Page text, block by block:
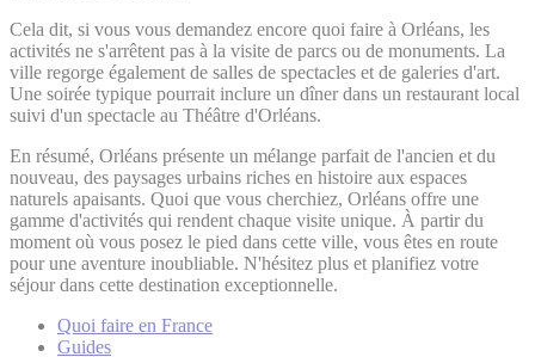
Cela dit, si vous vous demandez encore quoi faire à Orléans, les
activités ne s'arrêtent pas à la visite de parcs ou de monuments. La
ville regorge également de salles de spectacles et de galeries d'art.
Une soirée typique pourrait inclure un dîner dans un restaurant local
suivi d'un spectacle au Théâtre d'Orléans.
En résumé, Orléans présente un mélange parfait de l'ancien et du
nouveau, des paysages urbains riches en histoire aux espaces
naturels apaisants. Quoi que vous cherchiez, Orléans offre une
gamme d'activités qui rendent chaque visite unique. À partir du
moment où vous posez le pied dans cette ville, vous êtes en route
pour une aventure inoubliable. N'hésitez plus et planifiez votre
séjour dans cette destination exceptionnelle.
Quoi faire en France
Guides